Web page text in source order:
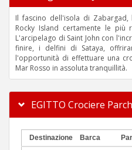
Il fascino dell'isola di
Rocky Island certamente le più
L'arcipelago di Saint John con
finire, i delfini di Sataya,
l'opportunità di effettuare una
Mar Rosso in assoluta tranquillità.
EGITTO Crociere
Destinazione Barca